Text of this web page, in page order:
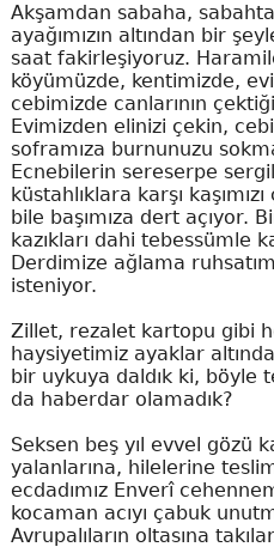
Akşamdan sabaha,
ayağımızın altından bir
saat fakirleşiyoruz.
köyümüzde, kentimizde,
cebimizde canlarının
Evimizden elinizi çekin,
soframıza burnunuzu
Ecnebilerin sereserpe
küstahlıklara karşı
bile başımıza dert açıyor.
kazıkları dahi tebessümle
Derdimize ağlama
isteniyor.
Zillet, rezalet kartopu gibi
haysiyetimiz ayaklar
bir uykuya daldık ki, böyle
da haberdar olamadık?
Seksen beş yıl evvel gözü
yalanlarına, hilelerine
ecdadımız Enverî
kocaman acıyı çabuk
Avrupalıların oltasına